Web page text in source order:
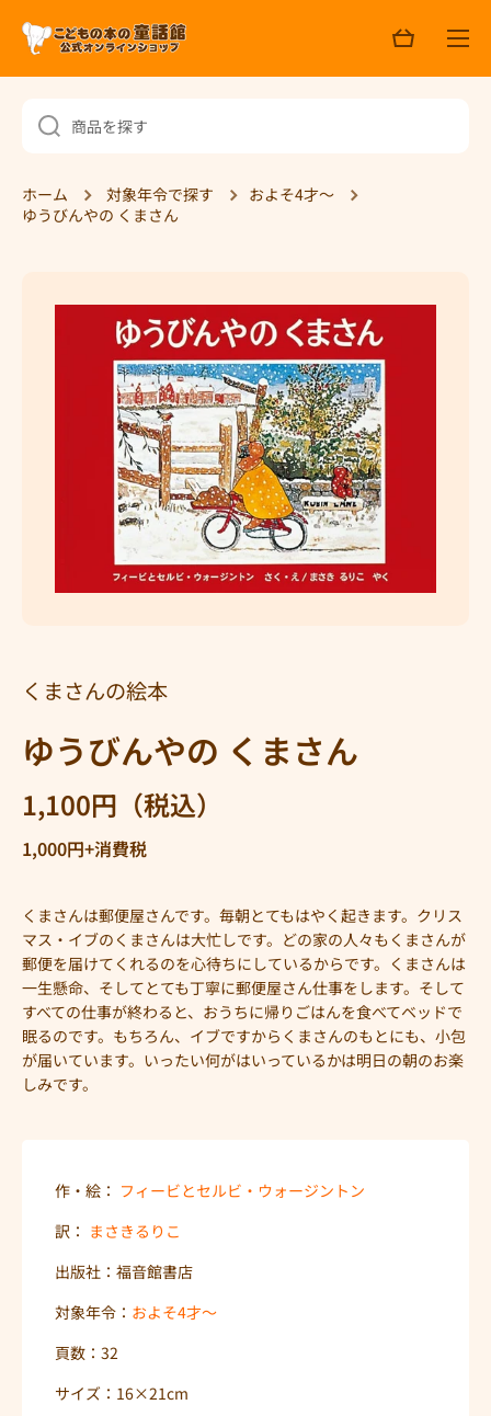
コンテンツへスキップ
ッ
ピ
ン
商品を探す
ホーム 対象年令で探す
およそ4才～
ゆうびんやの くまさん
くまさんの絵本
ゆうびんやの くまさん
1,100円（税込）
1,000円+消費税
くまさんは郵便屋さんです。毎朝とてもはやく起きます。クリス
マス・イブのくまさんは大忙しです。どの家の人々もくまさんが
郵便を届けてくれるのを心待ちにしているからです。くまさんは
一生懸命、そしてとても丁寧に郵便屋さん仕事をします。そして
すべての仕事が終わると、おうちに帰りごはんを食べてベッドで
眠るのです。もちろん、イブですからくまさんのもとにも、小包
が届いています。いったい何がはいっているかは明日の朝のお楽
しみです。
作・絵： フィービとセルビ・ウォージントン
訳： まさきるりこ
出版社：福音館書店
対象年令： およそ4才〜
頁数：32
サイズ：16×21cm